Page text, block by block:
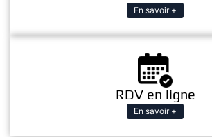
En savoir +
RDV en ligne
En savoir +